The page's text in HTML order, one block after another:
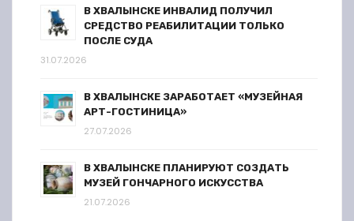
В ХВАЛЫНСКЕ ИНВАЛИД ПОЛУЧИЛ
СРЕДСТВО РЕАБИЛИТАЦИИ ТОЛЬКО
ПОСЛЕ СУДА
31.07.2026
В ХВАЛЫНСКЕ ЗАРАБОТАЕТ «МУЗЕЙНАЯ
АРТ-ГОСТИНИЦА»
27.07.2026
В ХВАЛЫНСКЕ ПЛАНИРУЮТ СОЗДАТЬ
МУЗЕЙ ГОНЧАРНОГО ИСКУССТВА
21.07.2026